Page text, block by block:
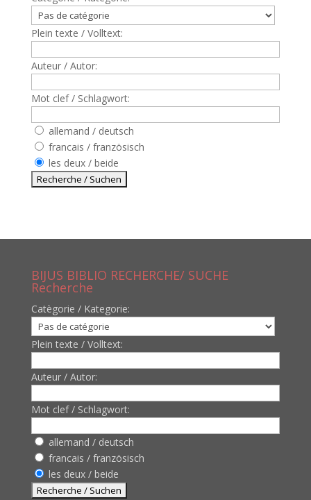
Plein texte / Volltext:
Auteur / Autor:
Mot clef / Schlagwort:
allemand / deutsch
francais / französisch
les deux / beide
BIJUS BIBLIO RECHERCHE/ SUCHE
Recherche
Catègorie / Kategorie:
Plein texte / Volltext:
Auteur / Autor:
Mot clef / Schlagwort:
allemand / deutsch
francais / französisch
les deux / beide